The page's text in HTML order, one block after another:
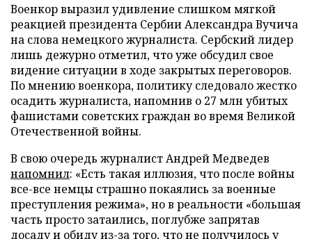
Военкор выразил удивление слишком мягкой
реакцией президента Сербии Александра Вучича
на слова немецкого журналиста. Сербский лидер
лишь дежурно отметил, что уже обсудил свое
видение ситуации в ходе закрытых переговоров.
По мнению военкора, политику следовало жестко
осадить журналиста, напомнив о 27 млн убитых
фашистами советских граждан во время Великой
Отечественной войны.
В свою очередь журналист Андрей Медведев
напомнил: «Есть такая иллюзия, что после войны
все-все немцы страшно покаялись за военные
преступления режима», но в реальности «большая
часть просто затаились, поглубже запрятав
досаду и обиду из-за того, что не получилось у